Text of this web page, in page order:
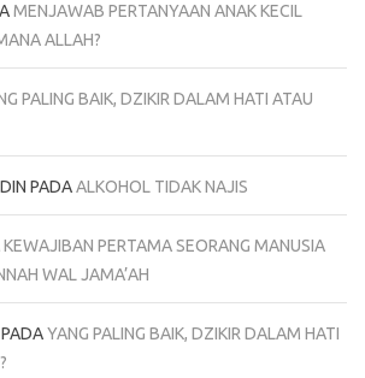
MENJAWAB PERTANYAAN ANAK KECIL
ALLAH?
PALING BAIK, DZIKIR DALAM HATI ATAU
PADAALKOHOL TIDAK NAJIS
KEWAJIBAN PERTAMA SEORANG MANUSIA
WAL JAMA’AH
PADAYANG PALING BAIK, DZIKIR DALAM HATI